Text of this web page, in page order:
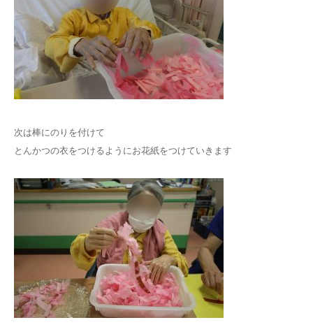
次は棒にのりを付けて
とんかつの衣をつけるようにお花紙をつけていきます